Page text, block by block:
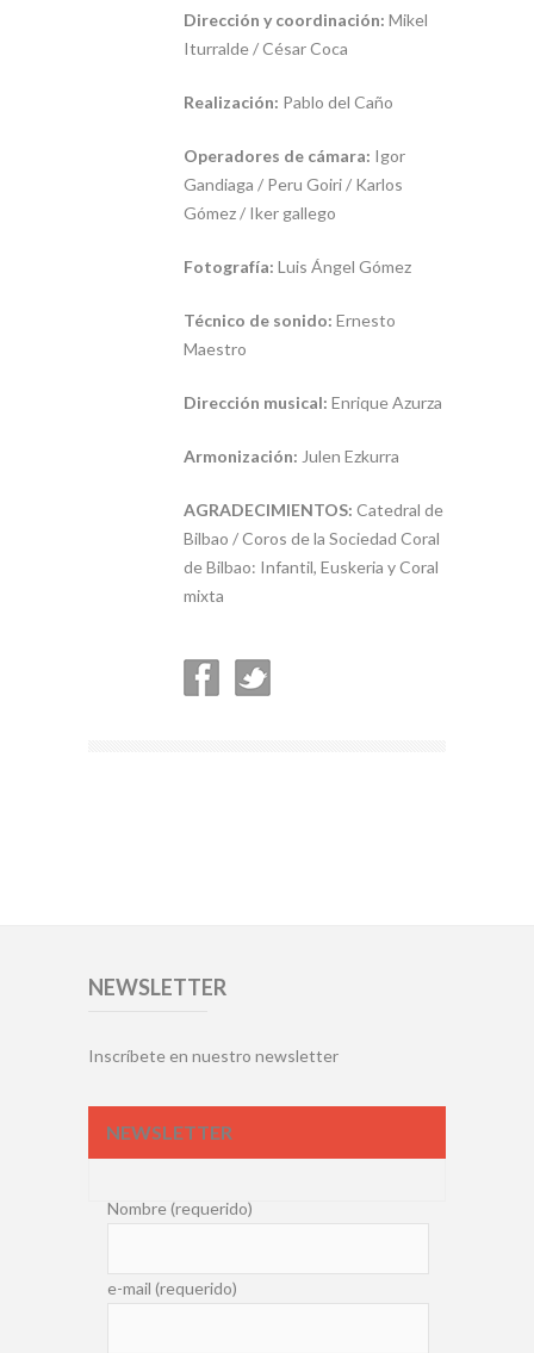
Dirección y coordinación: Mikel
Iturralde / César Coca
Realización: Pablo del Caño
Operadores de cámara: Igor
Gandiaga / Peru Goiri / Karlos
Gómez / Iker gallego
Fotografía: Luis Ángel Gómez
Técnico de sonido: Ernesto
Maestro
Dirección musical: Enrique Azurza
Armonización: Julen Ezkurra
AGRADECIMIENTOS: Catedral de
Bilbao / Coros de la Sociedad Coral
de Bilbao: Infantil, Euskeria y Coral
mixta
NEWSLETTER
Inscríbete en nuestro newsletter
NEWSLETTER
Nombre (requerido)
e-mail (requerido)